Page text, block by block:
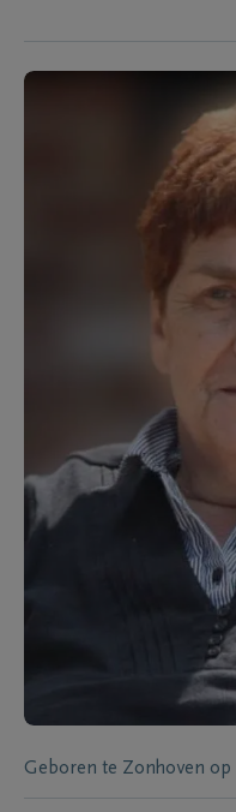
Geboren te Zonhoven op